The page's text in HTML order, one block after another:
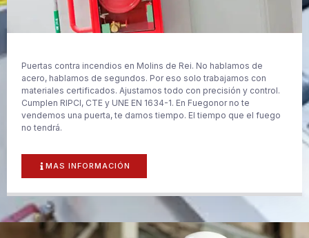
Puertas contra incendios en Molins de Rei. No hablamos de
acero, hablamos de segundos. Por eso solo trabajamos con
materiales certificados. Ajustamos todo con precisión y control.
Cumplen RIPCI, CTE y UNE EN 1634-1. En Fuegonor no te
vendemos una puerta, te damos tiempo. El tiempo que el fuego
no tendrá.
MAS INFORMACIÓN